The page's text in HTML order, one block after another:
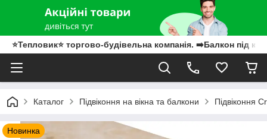
⭐Тепловик⭐ торгово-будівельна компанія. ➡️Балкон під
Каталог Підвіконня на вікна та балкони Підвіконня
Новинка